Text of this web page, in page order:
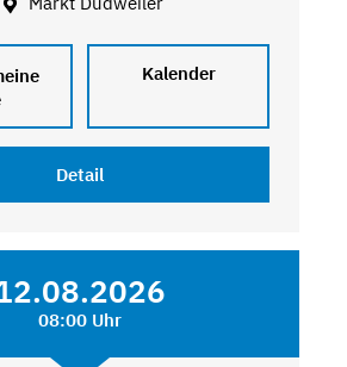
Kalender
Detail
08:00 Uhr